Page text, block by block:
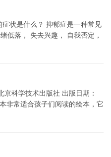
状是什么？ 抑郁症是一种常见
低落， 失去兴趣， 自我否定，
科学技术出版社 出版日期：
非常适合孩子们阅读的绘本，它